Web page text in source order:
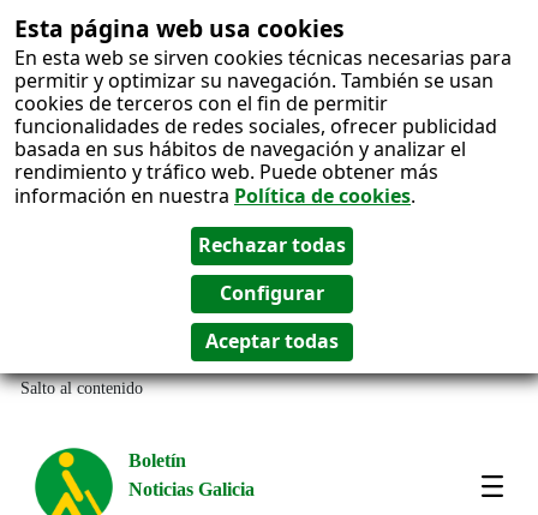
Esta página web usa cookies
En esta web se sirven cookies técnicas necesarias para
permitir y optimizar su navegación. También se usan
cookies de terceros con el fin de permitir
funcionalidades de redes sociales, ofrecer publicidad
basada en sus hábitos de navegación y analizar el
rendimiento y tráfico web. Puede obtener más
información en nuestra Política de cookies.
Salto al contenido
Boletín
Noticias Galicia